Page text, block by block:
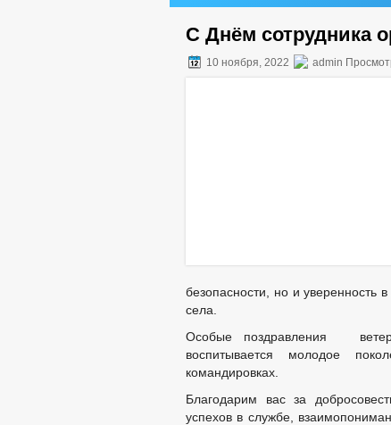
С Днём сотрудника
10 ноября, 2022 admin
безопасности, но и уверенность
села.
Особые поздравления
воспитывается молодое
командировках.
Благодарим вас за
успехов в службе,